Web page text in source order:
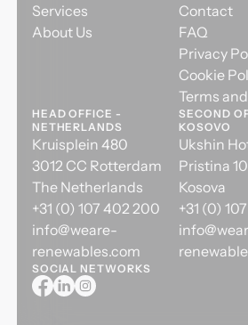
Services
About Us
Contact
FAQ
Privacy
Cookie
Terms
HEAD OFFICE -
NETHERLANDS
Kruisplein 480
3012 CC Rotterdam
The Netherlands
+31 (0) 107 402 200
info@weare-
renewables.com
SECOND
KOSOVO
Ukshin
Pristina
Kosova
+31 (0)
SOCIAL NETWORKS